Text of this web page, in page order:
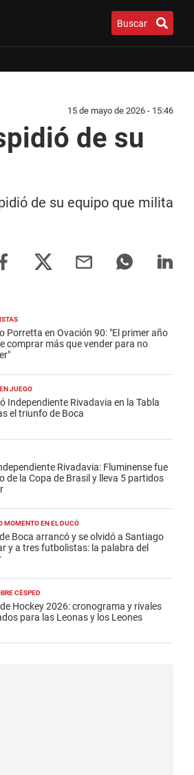
Buscar
15 de mayo de 2026 - 15:46
de su
de su equipo que milita
Porretta en Ovación 90: "El primer año
comprar más que vender para no
JUEGO
Independiente Rivadavia en la Tabla
el triunfo de Boca
Rivadavia: Fluminense fue
de la Copa de Brasil y lleva 5 partidos
MOMENTO EN EL DUCÓ
Boca arrancó y se olvidó a Santiago
y a tres futbolistas: la palabra del
CÉSPED
Hockey 2026: cronograma y rivales
para las Leonas y los Leones